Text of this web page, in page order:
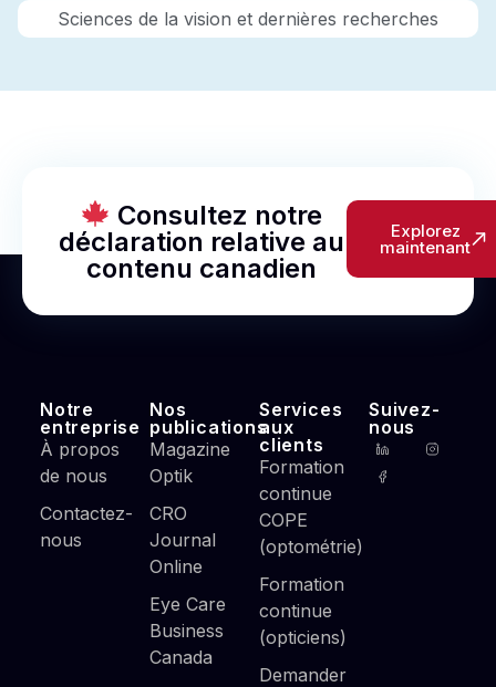
Sciences de la vision et dernières recherches
Consultez notre
déclaration relative au
contenu canadien
Explorez
maintenant
Notre
entreprise
À propos
de nous
Contactez-
nous
Nos
publications
Magazine
Optik
CRO
Journal
Online
Eye Care
Business
Canada
Services
aux
clients
Formation
continue
COPE
(optométrie)
Formation
continue
(opticiens)
Demander
Suivez-
nous